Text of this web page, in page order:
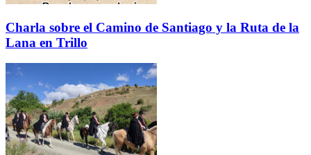
Charla sobre el Camino de Santiago y la Ruta de la
Lana en Trillo